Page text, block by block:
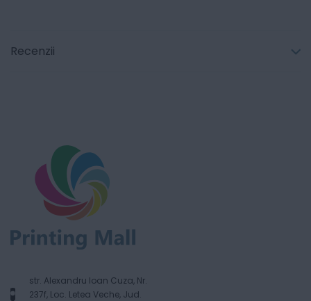
Recenzii
str. Alexandru Ioan Cuza, Nr.
237f, Loc. Letea Veche, Jud.